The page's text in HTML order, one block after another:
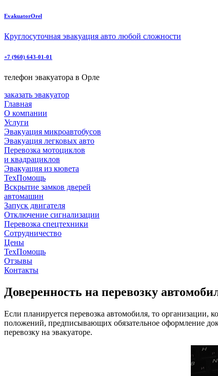
EvakuatorOrel
Круглосуточная эвакуация авто любой сложности
+7 (960) 643-01-01
телефон эвакуатора в Орле
заказать эвакуатор
Главная
О компании
Услуги
Эвакуация микроавтобусов
Эвакуация легковых авто
Перевозка мотоциклов
и квадрациклов
Эвакуация из кювета
ТехПомощь
Вскрытие замков дверей
автомашин
Запуск двигателя
Отключение сигнализации
Перевозка спецтехники
Сотрудничество
Цены
ТехПомощь
Отзывы
Контакты
Доверенность на перевозку
Если планируется перевозка автомобиля, то организации,
положений, предписывающих обязательное оформление
перевозку на эвакуаторе.